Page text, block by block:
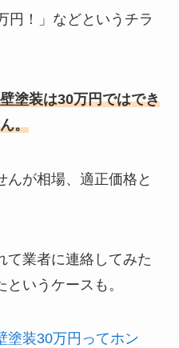
円！」などというチラ
塗装は30万円ではでき
。
んが相場、適正価格と
て業者に連絡してみた
というケースも。
塗装30万円ってホン